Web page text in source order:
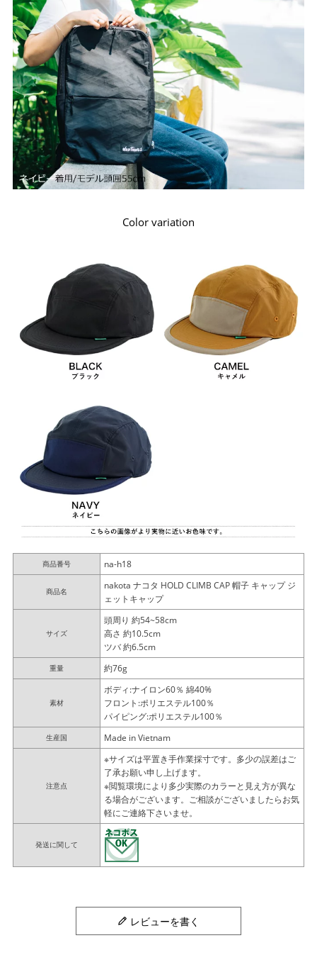
Color variation
商品番号 na-h18
商品名
nakota ナコタ HOLD CLIMB CAP 帽子 キャップ ジ
ェットキャップ
サイズ
頭周り 約54~58cm
高さ 約10.5cm
ツバ 約6.5cm
重量 約76g
素材
ボディ:ナイロン60％ 綿40%
フロント:ポリエステル100％
パイピング:ポリエステル100％
生産国 Made in Vietnam
注意点
※サイズは平置き手作業採寸です。多少の誤差はご
了承お願い申し上げます。
※閲覧環境により多少実際のカラーと見え方が異な
る場合がございます。ご相談がございましたらお気
軽にご連絡下さいませ。
発送に関して
レビューを書く